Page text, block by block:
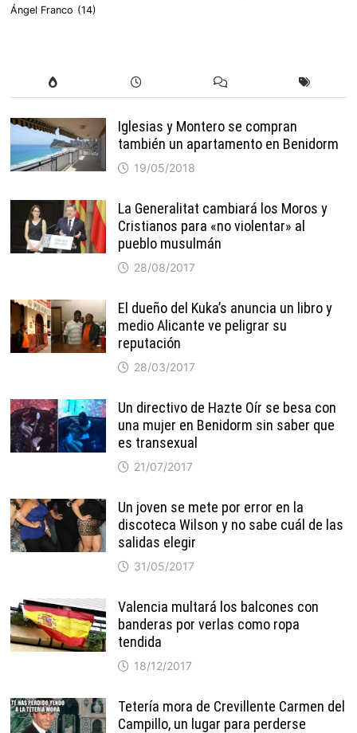
Ángel Franco (14)
Iglesias y Montero se compran
también un apartamento en Benidorm
19/05/2018
La Generalitat cambiará los Moros y
Cristianos para «no violentar» al
pueblo musulmán
28/08/2017
El dueño del Kuka’s anuncia un libro y
medio Alicante ve peligrar su
reputación
28/03/2017
Un directivo de Hazte Oír se besa con
una mujer en Benidorm sin saber que
es transexual
21/07/2017
Un joven se mete por error en la
discoteca Wilson y no sabe cuál de las
salidas elegir
31/05/2017
Valencia multará los balcones con
banderas por verlas como ropa
tendida
18/12/2017
Tetería mora de Crevillente Carmen del
Campillo, un lugar para perderse